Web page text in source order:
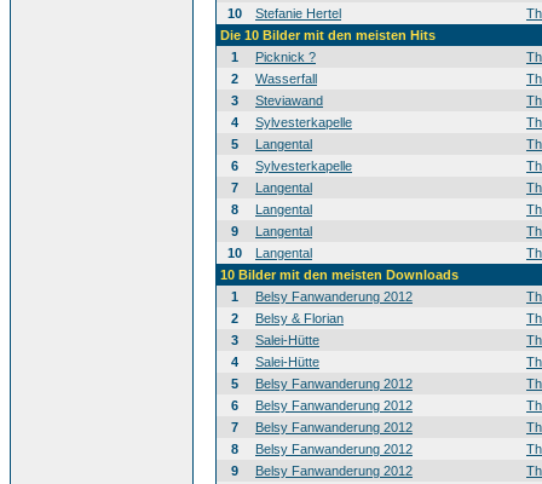
10
Stefanie Hertel
Die 10 Bilder mit den meisten Hits
1
Picknick ?
2
Wasserfall
3
Steviawand
4
Sylvesterkapelle
5
Langental
6
Sylvesterkapelle
7
Langental
8
Langental
9
Langental
10
Langental
10 Bilder mit den meisten Downloads
1
Belsy Fanwanderung 2012
2
Belsy & Florian
3
Salei-Hütte
4
Salei-Hütte
5
Belsy Fanwanderung 2012
6
Belsy Fanwanderung 2012
7
Belsy Fanwanderung 2012
8
Belsy Fanwanderung 2012
9
Belsy Fanwanderung 2012